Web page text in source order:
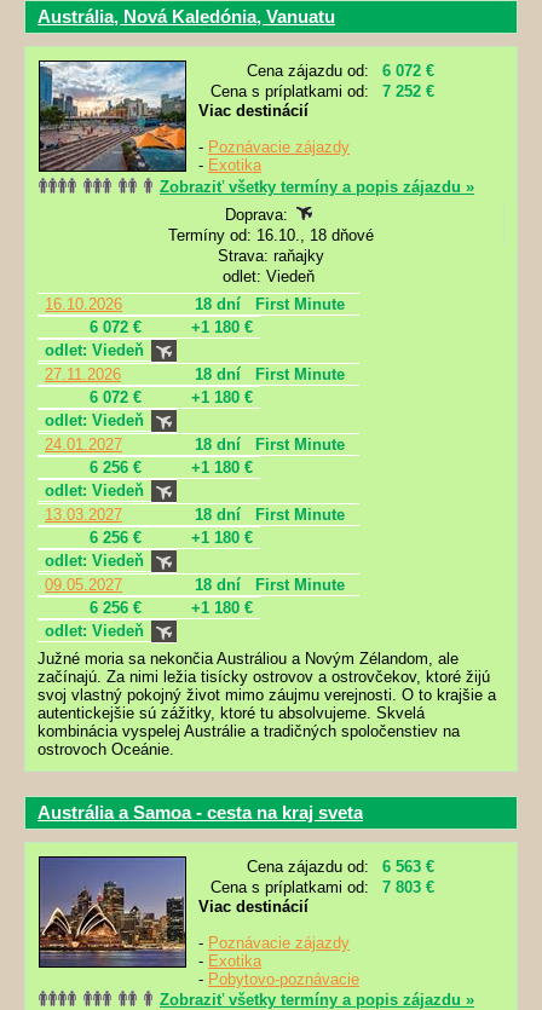
Austrália, Nová Kaledónia, Vanuatu
Cena zájazdu od:
6 072 €
Cena s príplatkami od:
7 252 €
Viac destinácií
- Poznávacie zájazdy
- Exotika
Zobraziť všetky termíny a popis zájazdu »
Doprava:
Termíny od: 16.10., 18 dňové
Strava: raňajky
odlet: Viedeň
16.10.2026
18 dní
First Minute
6 072 €
+1 180 €
odlet: Viedeň
27.11.2026
18 dní
First Minute
6 072 €
+1 180 €
odlet: Viedeň
24.01.2027
18 dní
First Minute
6 256 €
+1 180 €
odlet: Viedeň
13.03.2027
18 dní
First Minute
6 256 €
+1 180 €
odlet: Viedeň
09.05.2027
18 dní
First Minute
6 256 €
+1 180 €
odlet: Viedeň
Južné moria sa nekončia Austráliou a Novým Zélandom, ale
začínajú. Za nimi ležia tisícky ostrovov a ostrovčekov, ktoré žijú
svoj vlastný pokojný život mimo záujmu verejnosti. O to krajšie a
autentickejšie sú zážitky, ktoré tu absolvujeme. Skvelá
kombinácia vyspelej Austrálie a tradičných spoločenstiev na
ostrovoch Oceánie.
Austrália a Samoa - cesta na kraj sveta
Cena zájazdu od:
6 563 €
Cena s príplatkami od:
7 803 €
Viac destinácií
- Poznávacie zájazdy
- Exotika
- Pobytovo-poznávacie
Zobraziť všetky termíny a popis zájazdu »